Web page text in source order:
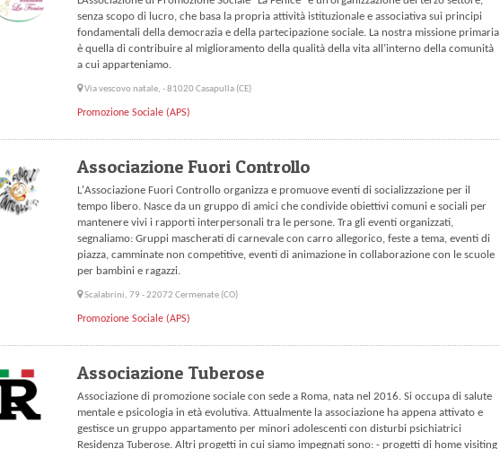
senza scopo di lucro, che basa la propria attività istituzionale e associativa sui principi
fondamentali della democrazia e della partecipazione sociale. La nostra missione primaria
è quella di contribuire al miglioramento della qualità della vita all’interno della comunità
a cui apparteniamo.
Via vescovo natale, - 81020 Casapulla (CE)
Promozione Sociale (APS)
Associazione Fuori Controllo
L'Associazione Fuori Controllo organizza e promuove eventi di socializzazione per il
tempo libero. Nasce da un gruppo di amici che condivide obiettivi comuni e sociali per
mantenere vivi i rapporti interpersonali tra le persone. Tra gli eventi organizzati,
segnaliamo: Gruppi mascherati di carnevale con carro allegorico, feste a tema, eventi di
piazza, camminate non competitive, eventi di animazione in collaborazione con le scuole
per bambini e ragazzi.
Scalabrini, 79 - 22072 Cermenate (CO)
Promozione Sociale (APS)
Associazione Tuberose
Associazione di promozione sociale con sede a Roma, nata nel 2016. Si occupa di salute
mentale e psicologia in età evolutiva. Attualmente la associazione ha appena attivato e
gestisce un gruppo appartamento per minori adolescenti con disturbi psichiatrici
Residenza Tuberose. Altri progetti in cui siamo impegnati sono: - progetti di home visiting